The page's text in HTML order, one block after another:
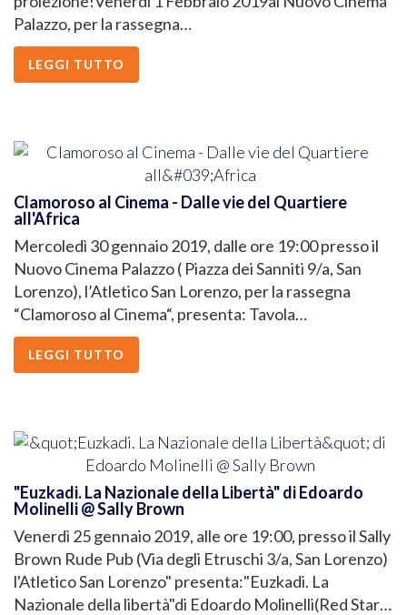
Palazzo, per la rassegna…
LEGGI TUTTO
Clamoroso al Cinema - Dalle vie del Quartiere
all'Africa
Mercoledì 30 gennaio 2019, dalle ore 19:00 presso il
Nuovo Cinema Palazzo ( Piazza dei Sanniti 9/a, San
Lorenzo), l’Atletico San Lorenzo, per la rassegna
“Clamoroso al Cinema“, presenta: Tavola…
LEGGI TUTTO
"Euzkadi. La Nazionale della Libertà" di Edoardo
Molinelli @ Sally Brown
Venerdì 25 gennaio 2019, alle ore 19:00, presso il Sally
Brown Rude Pub (Via degli Etruschi 3/a, San Lorenzo)
l'Atletico San Lorenzo" presenta:"Euzkadi. La
Nazionale della libertà"di Edoardo Molinelli(Red Star…